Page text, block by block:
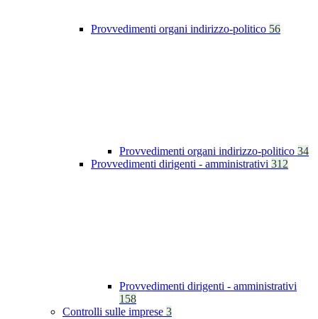
Provvedimenti organi indirizzo-politico 56
Provvedimenti organi indirizzo-politico 34
Provvedimenti dirigenti - amministrativi 312
Provvedimenti dirigenti - amministrativi
158
Controlli sulle imprese 3